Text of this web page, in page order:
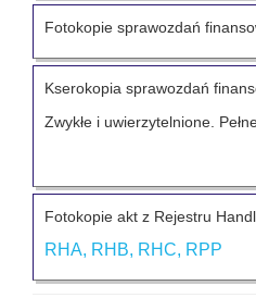
Fotokopie sprawozdań
Kserokopia sprawozdań
Zwykłe i uwierzytelnione.
Fotokopie akt z Rejestru
RHA, RHB, RHC, RPP